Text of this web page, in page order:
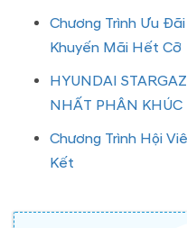
Chương Trình Ưu
Khuyến Mãi Hết Cỡ
HYUNDAI
NHẤT PHÂN KHÚC
Chương Trình Hội
Kết